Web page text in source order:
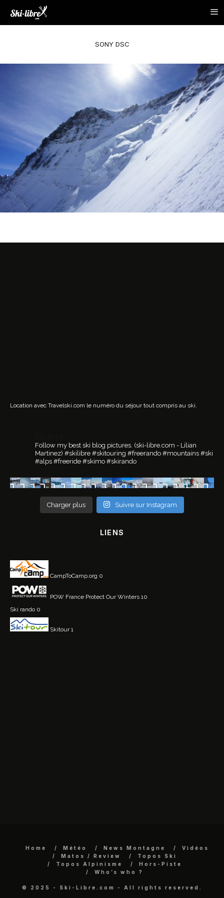
SONY DSC
Location avec Travelski.com le numéro du séjour tout compris au ski.
Follow my best ski blog pictures. (ski-libre.com - Lilian
Martinez) #skilibre #skitouring #freerando #mountains #ski
#alps #freeride #skimo #skirando
Charger plus Suivre sur Instagram
LIENS
CampToCamp.org 0
POW France Protect Our Winters 10
Ski rando 0
Skitour1
Home Météo News Montagne
Vidéos
Matos / Review
Topos Ski
Topos Alpinisme
Hors-Piste
Who’s who ?
© 2025 - Ski-Libre.com - All rights reserved.